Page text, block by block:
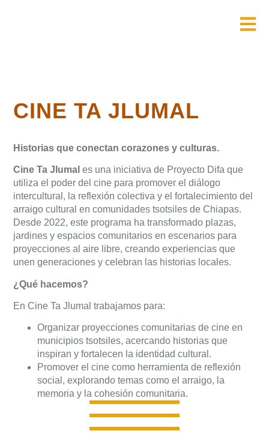
CINE TA JLUMAL
Historias que conectan corazones y culturas.
Cine Ta Jlumal es una iniciativa de Proyecto Difa que
utiliza el poder del cine para promover el diálogo
intercultural, la reflexión colectiva y el fortalecimiento del
arraigo cultural en comunidades tsotsiles de Chiapas.
Desde 2022, este programa ha transformado plazas,
jardines y espacios comunitarios en escenarios para
proyecciones al aire libre, creando experiencias que
unen generaciones y celebran las historias locales.
¿Qué hacemos?
En Cine Ta Jlumal trabajamos para:
Organizar proyecciones comunitarias de cine en
municipios tsotsiles, acercando historias que
inspiran y fortalecen la identidad cultural.
Promover el cine como herramienta de reflexión
social, explorando temas como el arraigo, la
memoria y la cohesión comunitaria.